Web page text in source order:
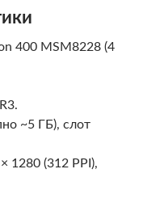
400 MSM8228 (4
~5 ГБ), слот
1280 (312 PPI),